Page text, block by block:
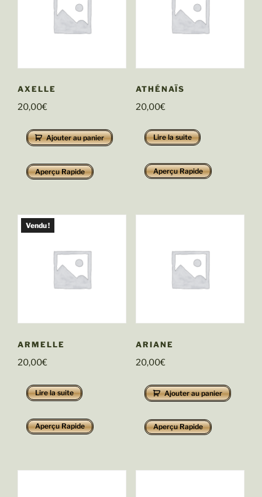
AXELLE
20,00€
Ajouter au panier
Aperçu Rapide
ATHÉNAÏS
20,00€
Lire la suite
Aperçu Rapide
Vendu !
ARMELLE
20,00€
Lire la suite
Aperçu Rapide
ARIANE
20,00€
Ajouter au panier
Aperçu Rapide